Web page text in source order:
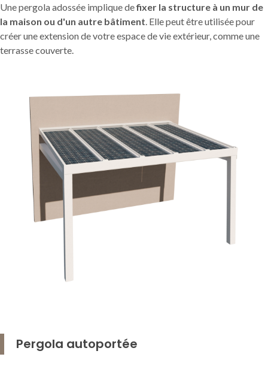
Une pergola adossée implique defixer la structure à un mur de
la maison ou d'un autre bâtiment. Elle peut être utilisée pour
créer une extension de votre espace de vie extérieur, comme une
terrasse couverte.
Pergola autoportée